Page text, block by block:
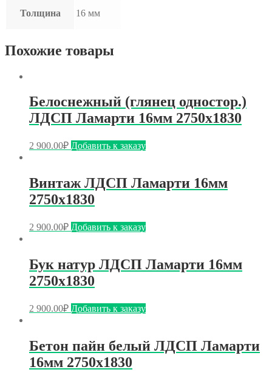
Толщина 16 мм
Похожие товары
Белоснежный (глянец одностор.)
ЛДСП Ламарти 16мм 2750х1830
2 900.00₽ Добавить к заказу
Винтаж ЛДСП Ламарти 16мм
2750х1830
2 900.00₽ Добавить к заказу
Бук натур ЛДСП Ламарти 16мм
2750х1830
2 900.00₽ Добавить к заказу
Бетон пайн белый ЛДСП Ламарти
16мм 2750х1830